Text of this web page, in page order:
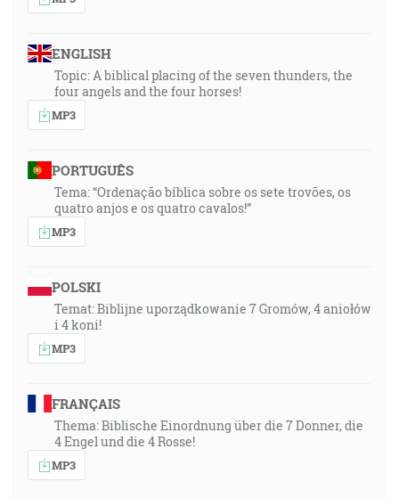
ENGLISH
Topic: A biblical placing of the seven thunders, the
four angels and the four horses!
MP3
PORTUGUÊS
Tema: “Ordenação bíblica sobre os sete trovões, os
quatro anjos e os quatro cavalos!”
MP3
POLSKI
Temat: Biblijne uporządkowanie 7 Gromów, 4 aniołów
i 4 koni!
MP3
FRANÇAIS
Thema: Biblische Einordnung über die 7 Donner, die
4 Engel und die 4 Rosse!
MP3